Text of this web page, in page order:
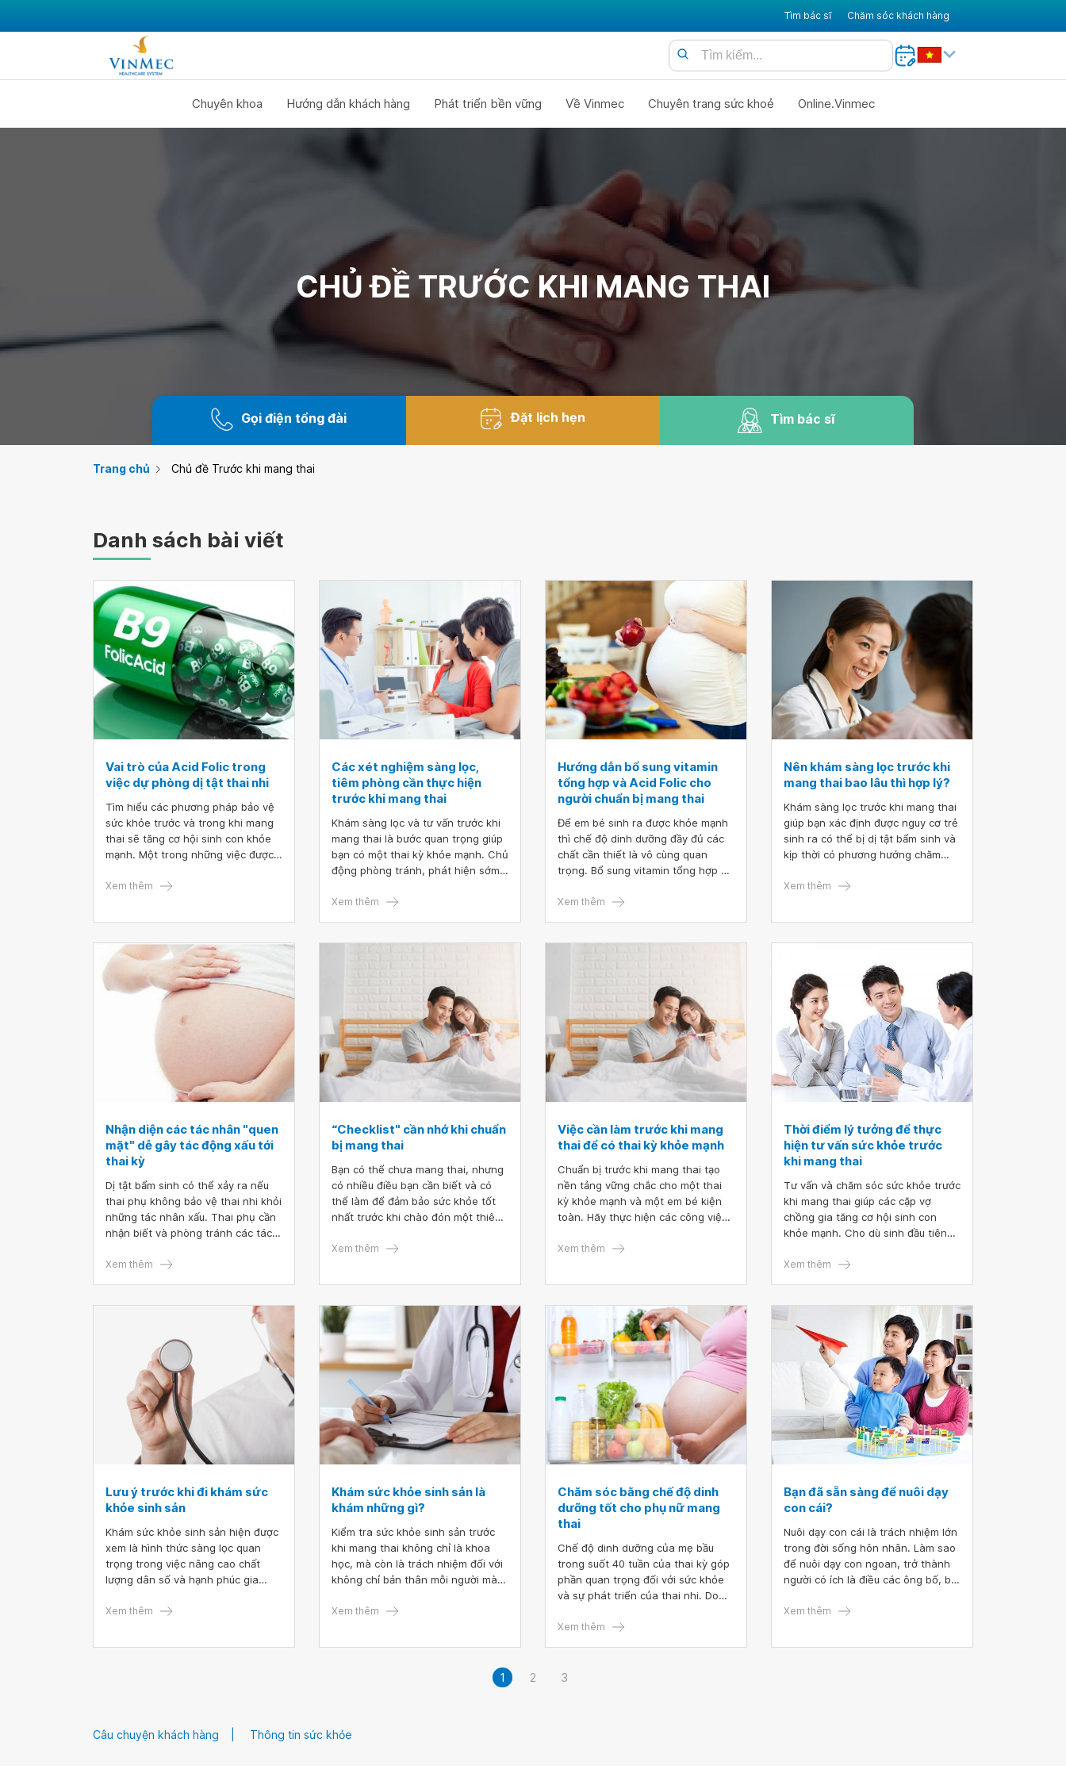
Tìm bác sĩ Chăm sóc khách hàng
Chuyên khoa Hướng dẫn khách hàng Phát triển bền vững Về Vinmec Chuyên trang sức khoẻ Online.Vinmec
CHỦ ĐỀ TRƯỚC KHI MANG THAI
Gọi điện tổng đài Đặt lịch hẹn Tìm bác sĩ
Trang chủ Chủ đề Trước khi mang thai
Danh sách bài viết
Vai trò của Acid Folic trong
việc dự phòng dị tật thai nhi
Tìm hiểu các phương pháp bảo vệ
sức khỏe trước và trong khi mang
thai sẽ tăng cơ hội sinh con khỏe
mạnh. Một trong những việc được
nữ có kế hoạch sinh con là bổ sung
Xem thêm
Các xét nghiệm sàng lọc,
tiêm phòng cần thực hiện
trước khi mang thai
Khám sàng lọc và tư vấn trước khi
mang thai là bước quan trọng giúp
bạn có một thai kỳ khỏe mạnh. Chủ
động phòng tránh, phát hiện sớm
hưởng đến sức khỏe của mẹ và bé
Xem thêm
Hướng dẫn bổ sung vitamin
tổng hợp và Acid Folic cho
người chuẩn bị mang thai
Để em bé sinh ra được khỏe mạnh
thì chế độ dinh dưỡng đầy đủ các
chất cần thiết là vô cùng quan
trọng. Bổ sung vitamin tổng hợp và
mang thai với liều lượng như thế
Xem thêm
Nên khám sàng lọc trước khi
mang thai bao lâu thì hợp lý?
Khám sàng lọc trước khi mang thai
giúp bạn xác định được nguy cơ trẻ
sinh ra có thể bị dị tật bẩm sinh và
kịp thời có phương hướng chăm
cặp vợ chồng nên khám sàng lọc
Xem thêm
Nhận diện các tác nhân "quen
mặt" dễ gây tác động xấu tới
thai kỳ
Dị tật bẩm sinh có thể xảy ra nếu
thai phụ không bảo vệ thai nhi khỏi
những tác nhân xấu. Thai phụ cần
nhận biết và phòng tránh các tác
thai kỳ.
Xem thêm
“Checklist" cần nhớ khi chuẩn
bị mang thai
Bạn có thể chưa mang thai, nhưng
có nhiều điều bạn cần biết và có
thể làm để đảm bảo sức khỏe tốt
nhất trước khi chào đón một thiên
trước khi mang thai? Theo dõi bài
Xem thêm
Việc cần làm trước khi mang
thai để có thai kỳ khỏe mạnh
Chuẩn bị trước khi mang thai tạo
nền tảng vững chắc cho một thai
kỳ khỏe mạnh và một em bé kiện
toàn. Hãy thực hiện các công việc
mặt thể chất để chào đón bé yêu.
Xem thêm
Thời điểm lý tưởng để thực
hiện tư vấn sức khỏe trước
khi mang thai
Tư vấn và chăm sóc sức khỏe trước
khi mang thai giúp các cặp vợ
chồng gia tăng cơ hội sinh con
khỏe mạnh. Cho dù sinh đầu tiên
được tư vấn sức khỏe trước khi có
phụ tương lai sẵn sàng cho một
thai kỳ khỏe mạnh.
Xem thêm
Lưu ý trước khi đi khám sức
khỏe sinh sản
Khám sức khỏe sinh sản hiện được
xem là hình thức sàng lọc quan
trọng trong việc nâng cao chất
lượng dân số và hạnh phúc gia
khỏe sinh sản dưới đây sẽ giúp các
Xem thêm
Khám sức khỏe sinh sản là
khám những gì?
Kiểm tra sức khỏe sinh sản trước
khi mang thai không chỉ là khoa
học, mà còn là trách nhiệm đối với
không chỉ bản thân mỗi người mà
Xem thêm
Chăm sóc bằng chế độ dinh
dưỡng tốt cho phụ nữ mang
thai
Chế độ dinh dưỡng của mẹ bầu
trong suốt 40 tuần của thai kỳ góp
phần quan trọng đối với sức khỏe
và sự phát triển của thai nhi. Do
toàn diện thì mẹ bầu cần phải bổ
Xem thêm
Bạn đã sẵn sàng để nuôi dạy
con cái?
Nuôi dạy con cái là trách nhiệm lớn
trong đời sống hôn nhân. Làm sao
để nuôi dạy con ngoan, trở thành
người có ích là điều các ông bố, bà
gia đã thiết kế một số câu hỏi giúp
Xem thêm
1 2 3
Câu chuyện khách hàng Thông tin sức khỏe